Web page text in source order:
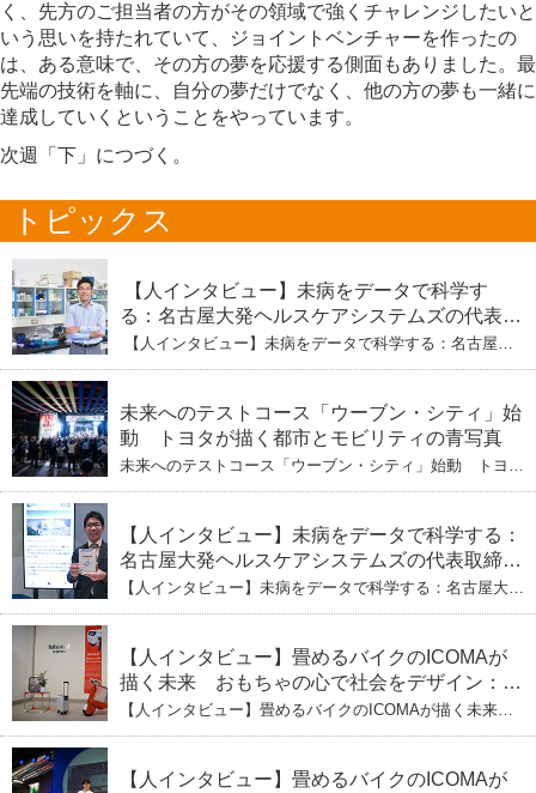
く、先方のご担当者の方がその領域で強くチャレンジしたいと
いう思いを持たれていて、ジョイントベンチャーを作ったの
は、ある意味で、その方の夢を応援する側面もありました。最
先端の技術を軸に、自分の夢だけでなく、他の方の夢も一緒に
達成していくということをやっています。
次週「下」につづく。
トピックス
【人インタビュー】未病をデータで科学す
る：名古屋大発ヘルスケアシステムズの代表取
締役社長・瀧本陽介 【下】「人生80年の暇つ
ぶし」を着実に：理系ニートが挑むヘルスケア
【人インタビュー】未病をデータで科学する：名古屋大
挑むヘルスケア標準化と海外戦略
未来へのテストコース「ウーブン・シティ」始
動 トヨタが描く都市とモビリティの青写真
未来へのテストコース「ウーブン・シティ」始動 トヨタ
【人インタビュー】未病をデータで科学する：
名古屋大発ヘルスケアシステムズの代表取締役
社長・瀧本陽介 郵送検査で挑む健康の未来
【人インタビュー】未病をデータで科学する：名古屋大発
【人インタビュー】畳めるバイクのICOMAが
描く未来 おもちゃの心で社会をデザイン：株
式会社ICOMAの代表取締役・生駒崇光
（下）おもちゃで社会を変える、「トイボック
【人インタビュー】畳めるバイクのICOMAが描く未来
イボックス」というデザインメソッド
【人インタビュー】畳めるバイクのICOMAが